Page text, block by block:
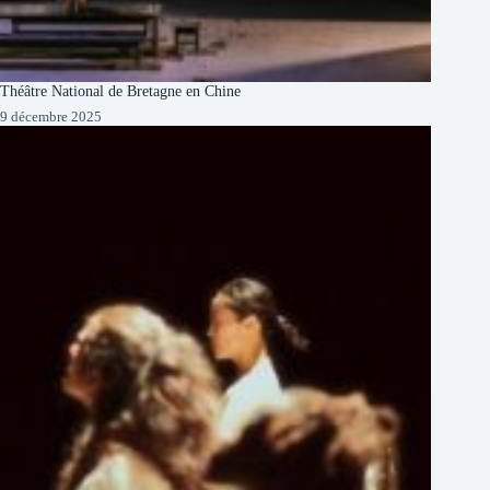
Théâtre National de Bretagne en Chine
9 décembre 2025